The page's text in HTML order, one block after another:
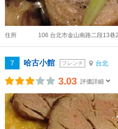
住所 106 台北市金山南路二段13巷
7 哈古小館 フレンチ 台北
3.03 評価詳細